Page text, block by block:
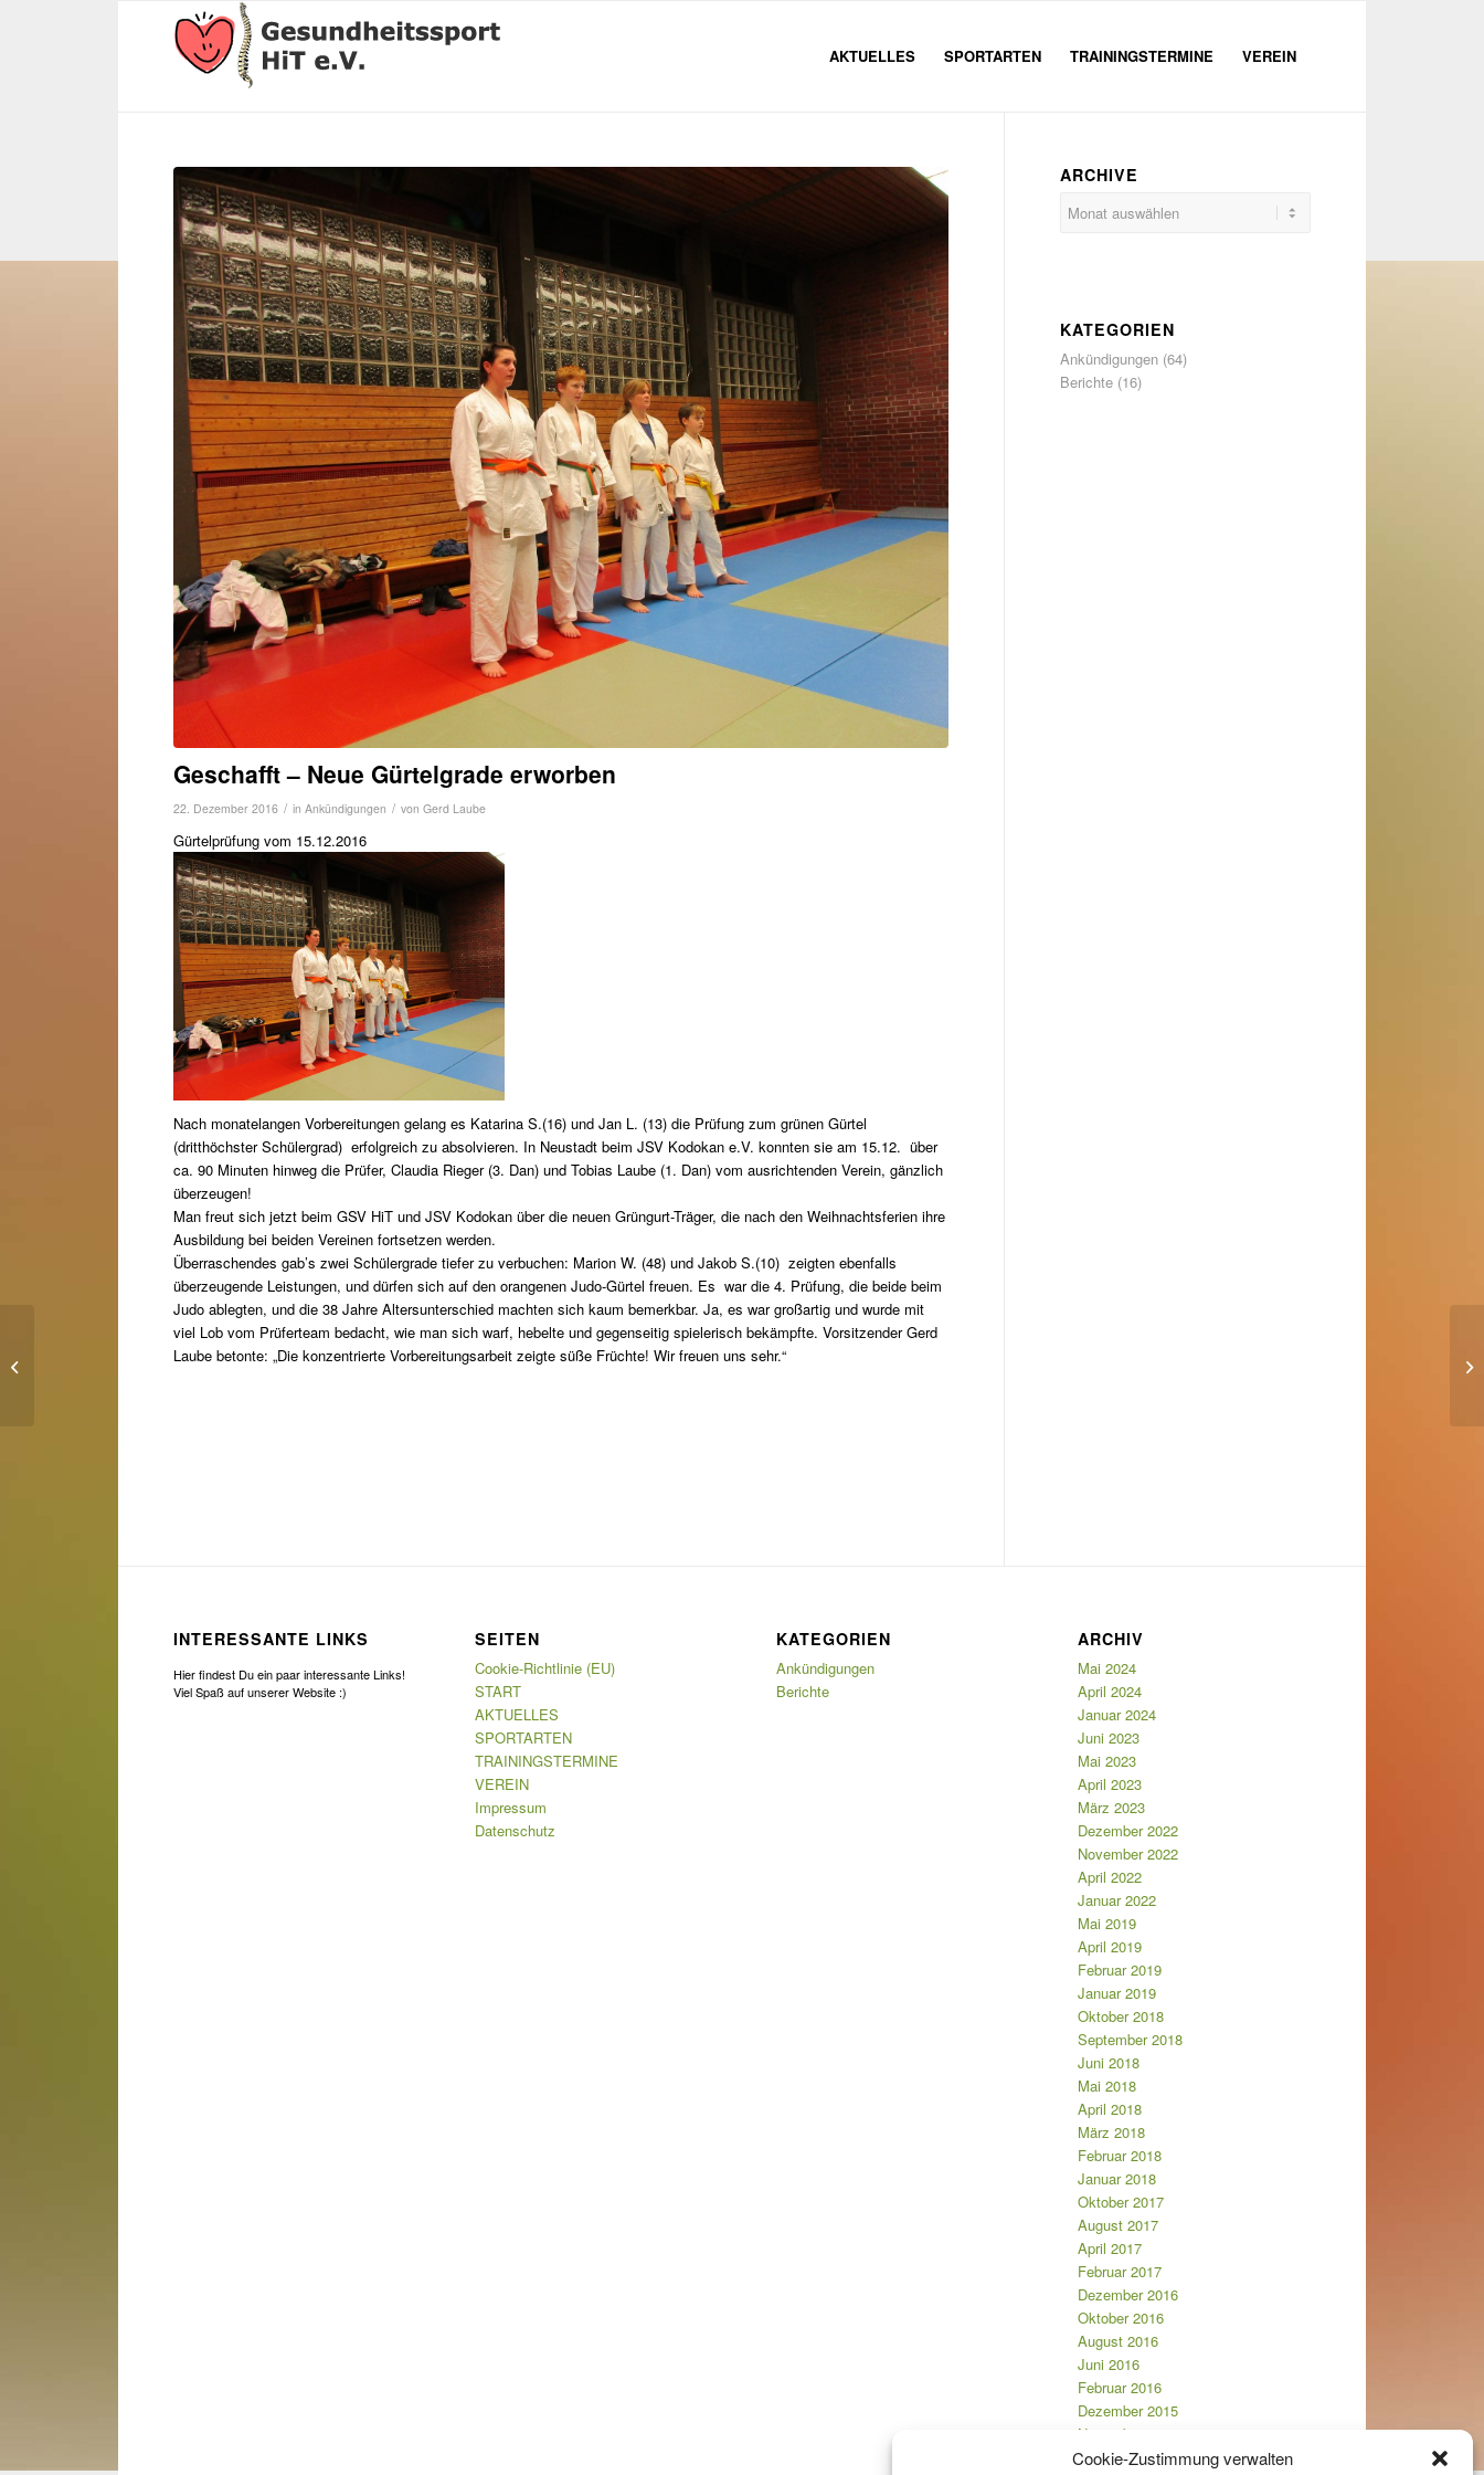
Cookie-Zustimmung verwalten
AKTUELLES SPORTARTEN TRAININGSTERMINE VEREIN
Geschafft – Neue Gürtelgrade erworben
22. Dezember 2016 / in Ankündigungen / von Gerd Laube
Gürtelprüfung vom 15.12.2016
Nach monatelangen Vorbereitungen gelang es Katarina S.(16) und Jan L. (13) die Prüfung zum grünen Gürtel
(dritthöchster Schülergrad) erfolgreich zu absolvieren. In Neustadt beim JSV Kodokan e.V. konnten sie am 15.12. über
ca. 90 Minuten hinweg die Prüfer, Claudia Rieger (3. Dan) und Tobias Laube (1. Dan) vom ausrichtenden Verein, gänzlich
überzeugen!
Man freut sich jetzt beim GSV HiT und JSV Kodokan über die neuen Grüngurt-Träger, die nach den Weihnachtsferien ihre
Ausbildung bei beiden Vereinen fortsetzen werden.
Überraschendes gab’s zwei Schülergrade tiefer zu verbuchen: Marion W. (48) und Jakob S.(10) zeigten ebenfalls
überzeugende Leistungen, und dürfen sich auf den orangenen Judo-Gürtel freuen. Es war die 4. Prüfung, die beide beim
Judo ablegten, und die 38 Jahre Altersunterschied machten sich kaum bemerkbar. Ja, es war großartig und wurde mit
viel Lob vom Prüferteam bedacht, wie man sich warf, hebelte und gegenseitig spielerisch bekämpfte. Vorsitzender Gerd
Laube betonte: „Die konzentrierte Vorbereitungsarbeit zeigte süße Früchte! Wir freuen uns sehr.“
ARCHIVE
KATEGORIEN
Ankündigungen(64)
Berichte(16)
INTERESSANTE LINKS
Hier findest Du ein paar interessante Links!
Viel Spaß auf unserer Website :)
SEITEN
Cookie-Richtlinie (EU)
START
AKTUELLES
SPORTARTEN
TRAININGSTERMINE
VEREIN
Impressum
Datenschutz
KATEGORIEN
Ankündigungen
Berichte
ARCHIV
Mai 2024
April 2024
Januar 2024
Juni 2023
Mai 2023
April 2023
März 2023
Dezember 2022
November 2022
April 2022
Januar 2022
Mai 2019
April 2019
Februar 2019
Januar 2019
Oktober 2018
September 2018
Juni 2018
Mai 2018
April 2018
März 2018
Februar 2018
Januar 2018
Oktober 2017
August 2017
April 2017
Februar 2017
Dezember 2016
Oktober 2016
August 2016
Juni 2016
Februar 2016
Dezember 2015
November 2015
Februar 2015